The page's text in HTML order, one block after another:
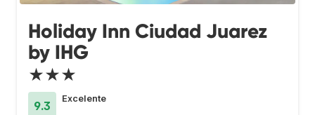
Holiday Inn Ciudad Juarez
by IHG
★★★
9.3
Excelente